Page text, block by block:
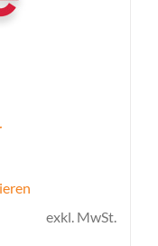
exkl. MwSt.